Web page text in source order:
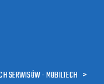
SERWISÓW - MOBILTECH >